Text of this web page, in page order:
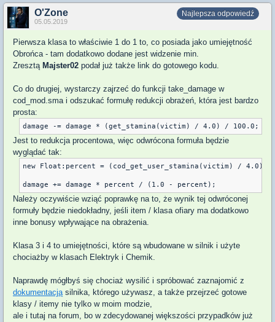
Najlepsza odpowiedź
O'Zone
05.05.2019
Pierwsza klasa to właściwie 1 do 1 to, co posiada jako umiejętność
Obrońca - tam dodatkowo dodane jest widzenie min.
Zresztą Majster02 podał już także link do gotowego kodu.
Co do drugiej, wystarczy zajrzeć do funkcji take_damage w
cod_mod.sma i odszukać formułę redukcji obrażeń, która jest bardzo
prosta:
Jest to redukcja procentowa, więc odwrócona formuła będzie
wyglądać tak:
new Float:percent = (cod_get_user_stamina(victim) / 4.0) /
Należy oczywiście wziąć poprawkę na to, że wynik tej odwróconej
formuły będzie niedokładny, jeśli item / klasa ofiary ma dodatkowo
inne bonusy wpływające na obrażenia.
Klasa 3 i 4 to umiejętności, które są wbudowane w silnik i użyte
chociażby w klasach Elektryk i Chemik.
Naprawdę mógłbyś się chociaż wysilić i spróbować zaznajomić z
dokumentacjąsilnika, którego używasz, a także przejrzeć gotowe
klasy / itemy nie tylko w moim modzie,
ale i tutaj na forum, bo w zdecydowanej większości przypadków już